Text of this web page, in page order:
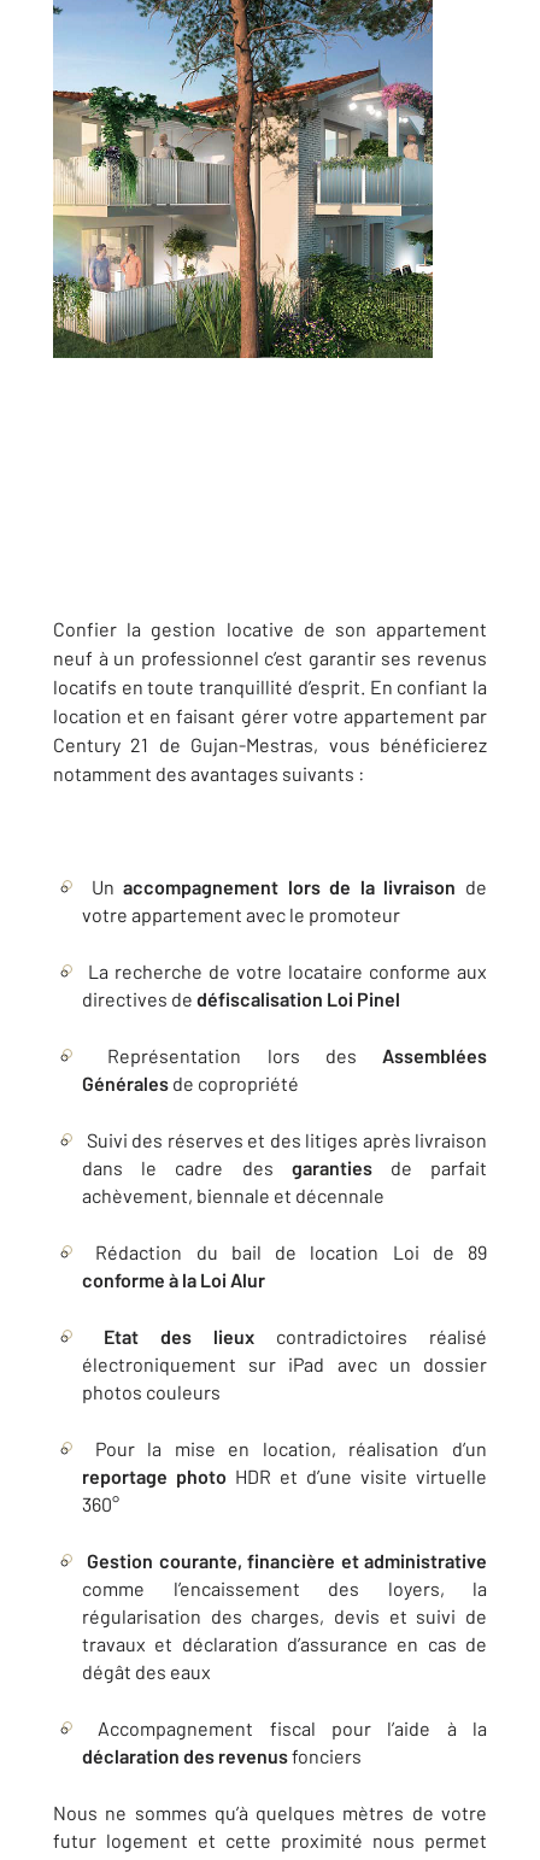
Confier la gestion locative de son appartement
neuf à un professionnel c’est garantir ses revenus
locatifs en toute tranquillité d’esprit. En confiant la
location et en faisant gérer votre appartement par
Century 21 de Gujan-Mestras, vous bénéficierez
notamment des avantages suivants :
Unaccompagnement lors de la livraison de
votre appartement avec le promoteur
La recherche de votre locataire conforme aux
directives de défiscalisation Loi Pinel
Représentation lors des Assemblées
Générales de copropriété
Suivi des réserves et des litiges après livraison
dans le cadre des garantiesde parfait
achèvement, biennale et décennale
Rédaction du bail de location Loi de 89
conforme à la Loi Alur
Etat des lieux contradictoires réalisé
électroniquement sur iPad avec un dossier
photos couleurs
Pour la mise en location, réalisation d’un
reportage photo HDR et d’une visite virtuelle
360°
Gestion courante, financière et administrative
comme l’encaissement des loyers, la
régularisation des charges, devis et suivi de
travaux et déclaration d’assurance en cas de
dégât des eaux
Accompagnement fiscal pour l’aide à la
déclaration des revenusfonciers
Nous ne sommes qu’à quelques mètres de votre
futur logement et cette proximité nous permet